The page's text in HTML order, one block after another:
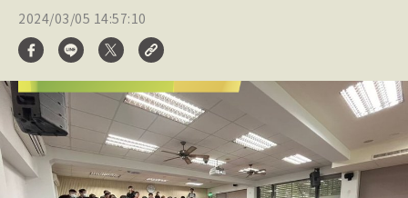
2024/03/05 14:57:10